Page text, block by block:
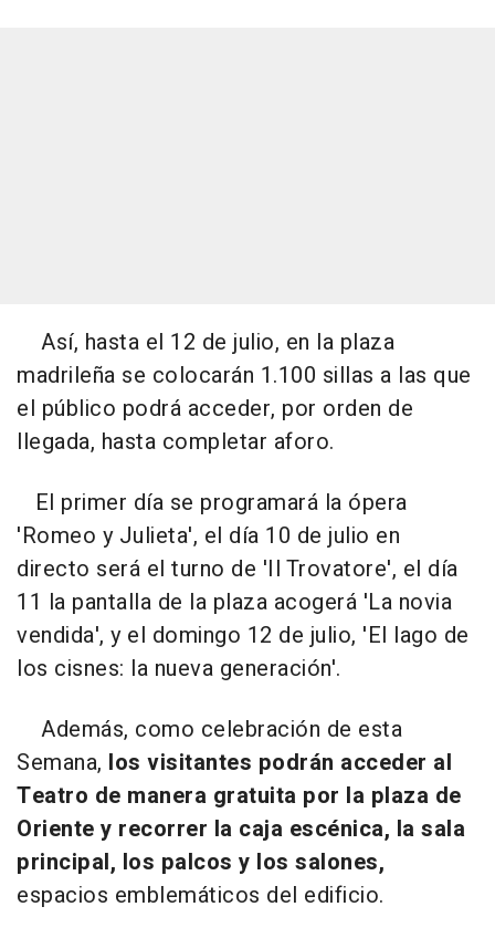
Así, hasta el 12 de julio, en la plaza
madrileña se colocarán 1.100 sillas a las que
el público podrá acceder, por orden de
llegada, hasta completar aforo.
El primer día se programará la ópera
'Romeo y Julieta', el día 10 de julio en
directo será el turno de 'Il Trovatore', el día
11 la pantalla de la plaza acogerá 'La novia
vendida', y el domingo 12 de julio, 'El lago de
los cisnes: la nueva generación'.
Además, como celebración de esta
Semana, los visitantes podrán acceder al
Teatro de manera gratuita por la plaza de
Oriente y recorrer la caja escénica, la sala
principal, los palcos y los salones,
espacios emblemáticos del edificio.